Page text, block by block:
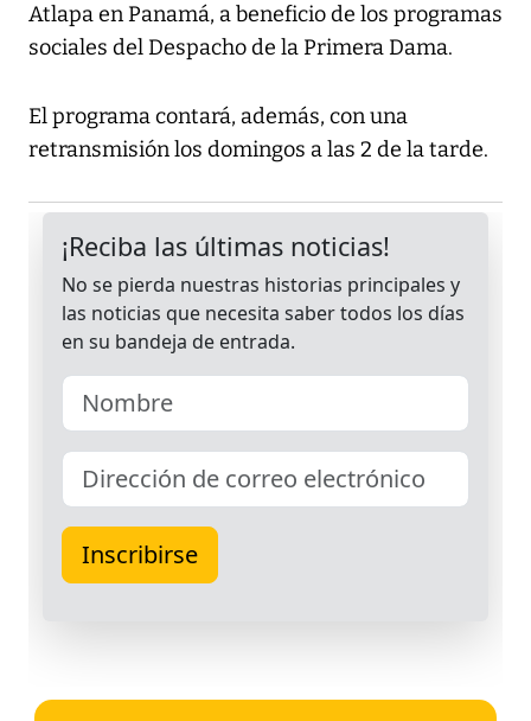
Atlapa en Panamá, a beneficio de los programas
sociales del Despacho de la Primera Dama.
El programa contará, además, con una
retransmisión los domingos a las 2 de la tarde.